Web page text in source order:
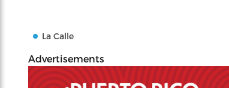
La Calle
Advertisements